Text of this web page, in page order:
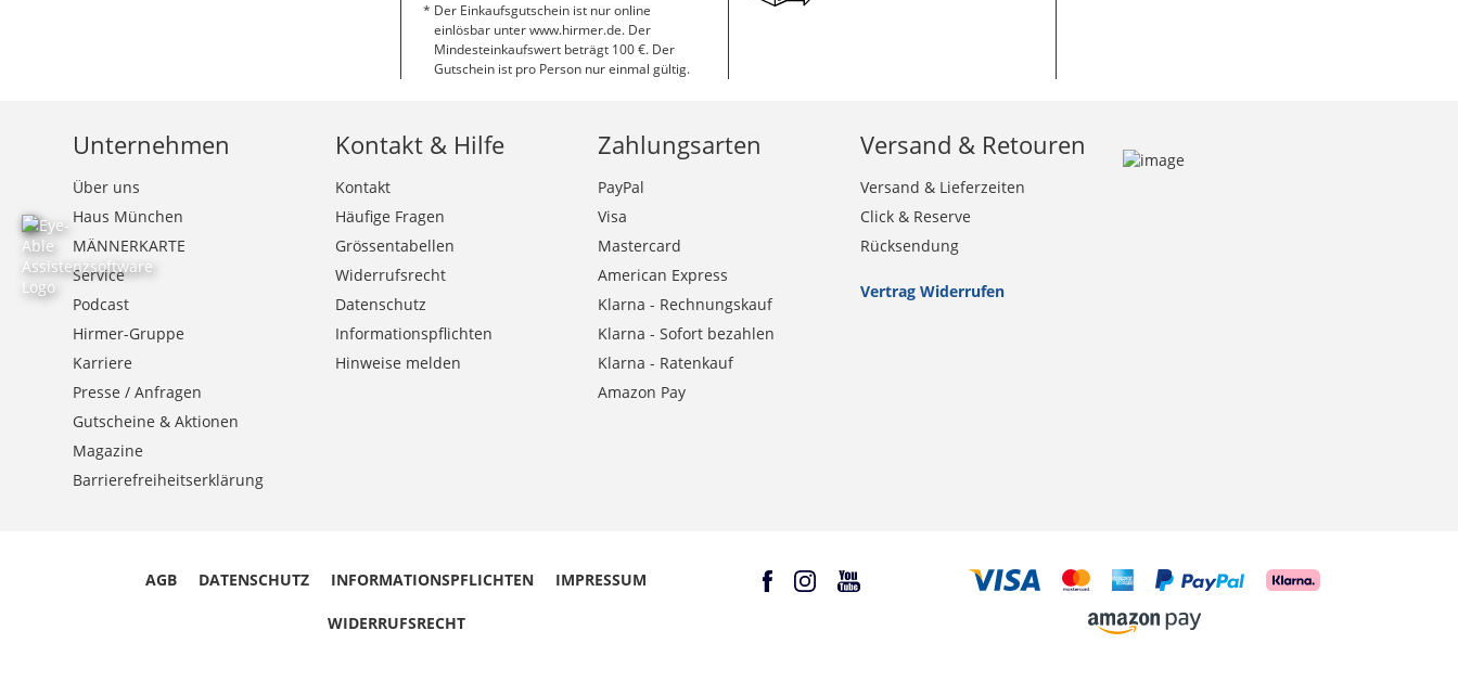
Der Einkaufsgutschein ist nur online
einlösbar unter www.hirmer.de. Der
Mindesteinkaufswert beträgt 100 €. Der
Gutschein ist pro Person nur einmal gültig.
Unternehmen
Über uns
Haus München
MÄNNERKARTE
Service
Podcast
Hirmer-Gruppe
Karriere
Presse / Anfragen
Gutscheine & Aktionen
Magazine
Barrierefreiheitserklärung
Kontakt & Hilfe
Kontakt
Häufige Fragen
Grössentabellen
Widerrufsrecht
Datenschutz
Informationspflichten
Hinweise melden
Zahlungsarten
PayPal
Visa
Mastercard
American Express
Klarna - Rechnungskauf
Klarna - Sofort bezahlen
Klarna - Ratenkauf
Amazon Pay
Versand & Retouren
Versand & Lieferzeiten
Click & Reserve
Rücksendung
Vertrag Widerrufen
AGB DATENSCHUTZ INFORMATIONSPFLICHTEN IMPRESSUM
WIDERRUFSRECHT